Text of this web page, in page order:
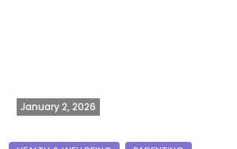
January 2, 2026